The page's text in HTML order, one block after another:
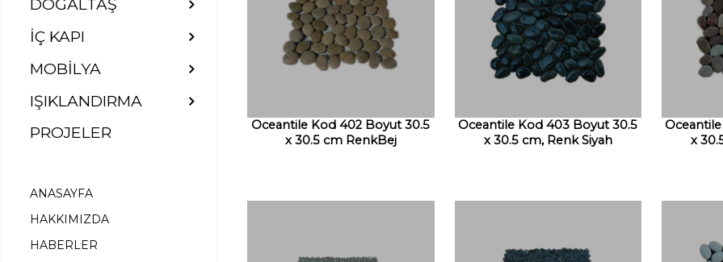
DOĞALTAŞ
İÇ KAPI
MOBİLYA
IŞIKLANDIRMA
PROJELER
ANASAYFA
HAKKIMIZDA
HABERLER
Oceantile Kod 402 Boyut 30.5
x 30.5 cm RenkBej
Oceantile Kod 403 Boyut 30.5
x 30.5 cm, Renk Siyah
x